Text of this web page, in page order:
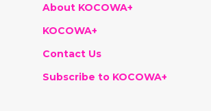
About KOCOWA+
KOCOWA+
Contact Us
Subscribe to KOCOWA+